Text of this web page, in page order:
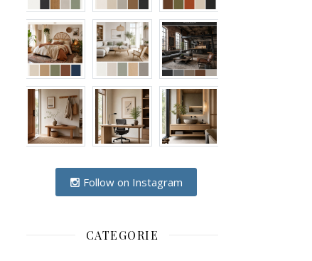
Follow on Instagram
CATEGORIE